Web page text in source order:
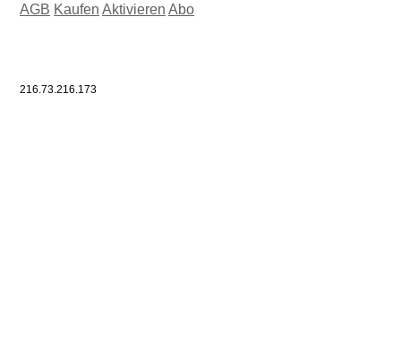
AGB Kaufen Aktivieren Abo
216.73.216.173